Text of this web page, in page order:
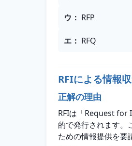
ウ ： RFP
エ ： RFQ
RFIによる情報
正解の理由
RFIは「Request for
的で発行されます。
ための情報提供を要